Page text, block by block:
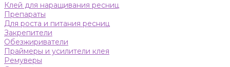
Клей для наращивания ресниц
Препараты
Для роста и питания ресниц
Закрепители
Обезжириватели
Праймеры и усилители клея
Ремуверы